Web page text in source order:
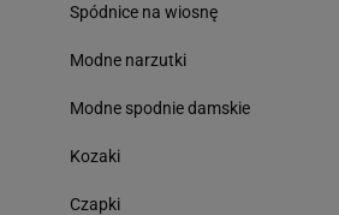
Spódnice na wiosnę
Modne narzutki
Modne spodnie damskie
Kozaki
Czapki